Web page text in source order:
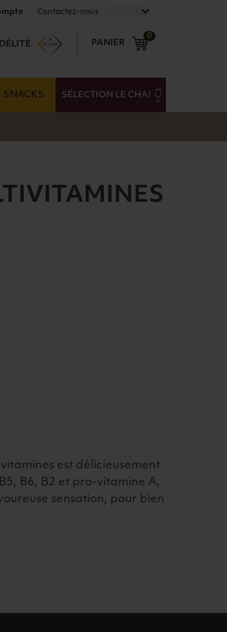
Contactez-nous FRANÇAIS
PANIER
0
SNACKS SÉLECTION LE CHAI
est délicieusement
B6, B2 et pro-vitamine A,
sensation, pour bien